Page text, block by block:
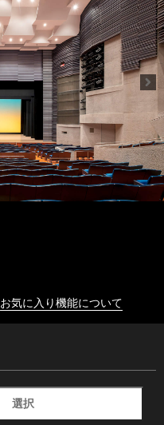
お気に入り機能について
選択